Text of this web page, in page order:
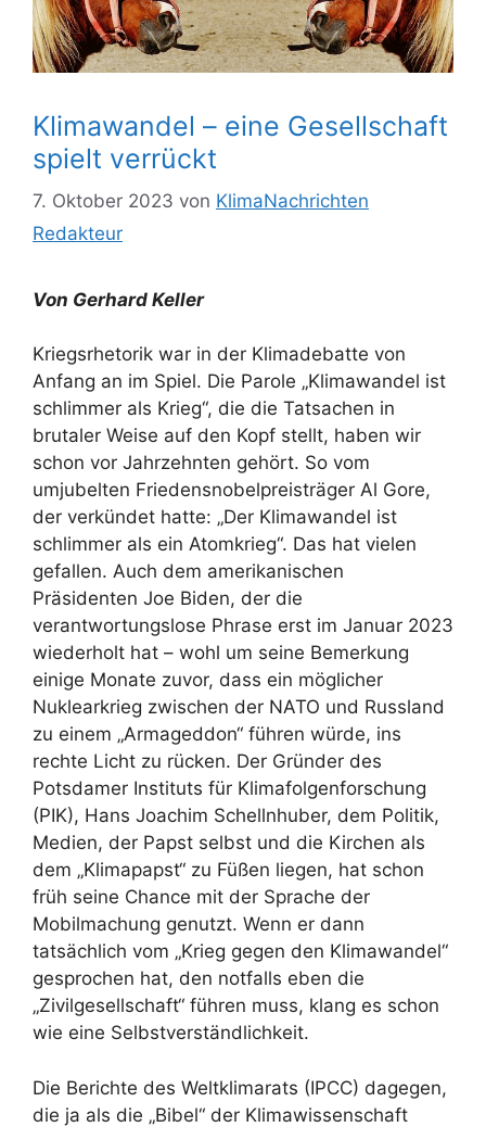
Klimawandel – eine Gesellschaft
spielt verrückt
7. Oktober 2023 von KlimaNachrichten
Redakteur
Von Gerhard Keller
Kriegsrhetorik war in der Klimadebatte von
Anfang an im Spiel. Die Parole „Klimawandel ist
schlimmer als Krieg“, die die Tatsachen in
brutaler Weise auf den Kopf stellt, haben wir
schon vor Jahrzehnten gehört. So vom
umjubelten Friedensnobelpreisträger Al Gore,
der verkündet hatte: „Der Klimawandel ist
schlimmer als ein Atomkrieg“. Das hat vielen
gefallen. Auch dem amerikanischen
Präsidenten Joe Biden, der die
verantwortungslose Phrase erst im Januar 2023
wiederholt hat – wohl um seine Bemerkung
einige Monate zuvor, dass ein möglicher
Nuklearkrieg zwischen der NATO und Russland
zu einem „Armageddon“ führen würde, ins
rechte Licht zu rücken. Der Gründer des
Potsdamer Instituts für Klimafolgenforschung
(PIK), Hans Joachim Schellnhuber, dem Politik,
Medien, der Papst selbst und die Kirchen als
dem „Klimapapst“ zu Füßen liegen, hat schon
früh seine Chance mit der Sprache der
Mobilmachung genutzt. Wenn er dann
tatsächlich vom „Krieg gegen den Klimawandel“
gesprochen hat, den notfalls eben die
„Zivilgesellschaft“ führen muss, klang es schon
wie eine Selbstverständlichkeit.
Die Berichte des Weltklimarats (IPCC) dagegen,
die ja als die „Bibel“ der Klimawissenschaft